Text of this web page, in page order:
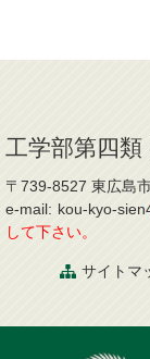
工学部第四類
〒739-8527 東広島
e-mail: kou-kyo-
して下さい。
サイトマ